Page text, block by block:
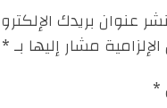
عنوان بريدك
مشار إليها بـ*
*